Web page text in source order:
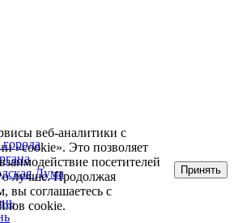
Дума
веб-аналитики с
«cookie». Это позволяет
посетителей
лучше. Продолжая
вы соглашаетесь с
cookie.
Принять